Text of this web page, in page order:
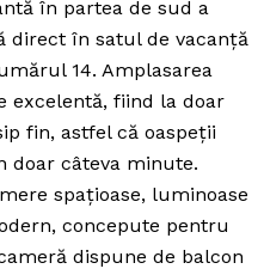
în partea de sud a
direct în satul de vacanță
14. Amplasarea
excelentă, fiind la doar
fin, astfel că oaspeții
doar câteva minute.
spațioase, luminoase
concepute pentru
dispune de balcon